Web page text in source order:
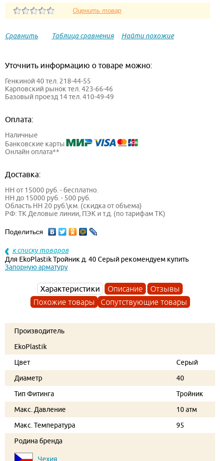
Сравнить Таблица сравнения Найти похожие
Уточнить информацию о товаре можно:
Генкиной 40 тел. 218-44-55
Карповский рынок тел. 423-66-46
Базовый проезд 14 тел. 410-49-49
Оплата:
Наличные
Банковские карты
Онлайн оплата**
Доставка:
НН от 15000 руб. - бесплатно.
НН до 15000 руб. - 500 руб.
Область НН 20 руб.\км. (скидка от объема)
РФ: ТК Деловые линии, ПЭК и т.д. (по тарифам ТК)
Поделиться
к списку товаров
Для EkoPlastik Тройник д. 40 Серый рекомендуем купить
Запорную арматуру
Характеристики Описание
Отзывы
Похожие товары
Сопутствующие товары
Производитель
EkoPlastik
Цвет
Серый
Диаметр
40
Тип Фитинга
Тройник
Макс. Давление
10 атм
Макс. Температура
95
Родина бренда
Чехия